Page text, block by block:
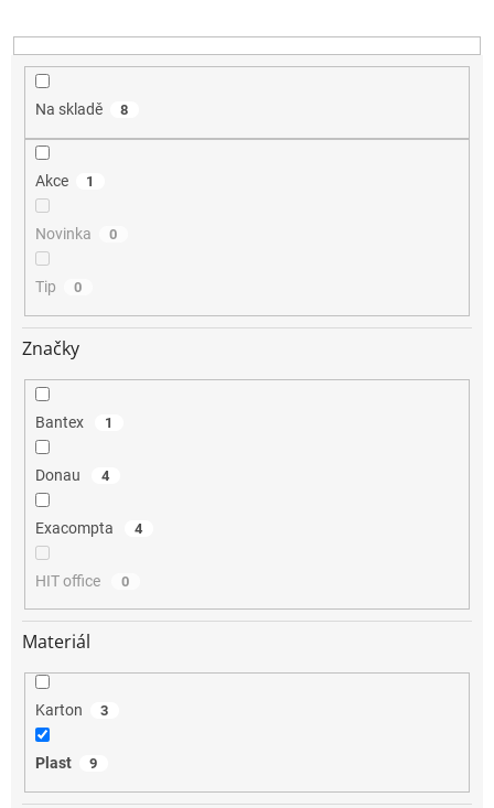
t
ů
Na skladě 8
Akce 1
Novinka 0
Tip 0
Značky
Bantex 1
Donau 4
Exacompta 4
HIT office 0
Materiál
Karton 3
Plast 9